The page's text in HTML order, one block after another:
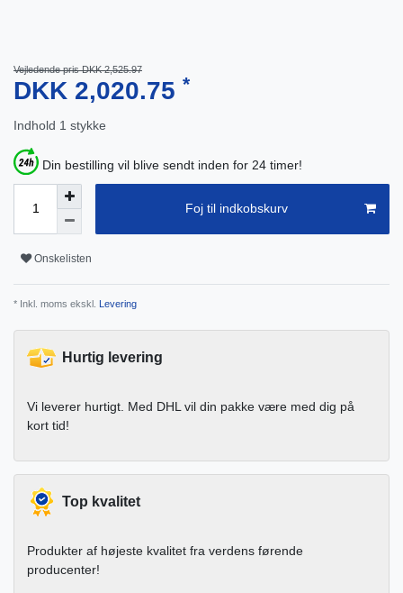
Vejledende pris DKK 2,525.97
DKK 2,020.75 *
Indhold 1 stykke
Din bestilling vil blive sendt inden for 24 timer!
Foj til indkobskurv
Onskelisten
* Inkl. moms ekskl. Levering
Hurtig levering
Vi leverer hurtigt. Med DHL vil din pakke være med dig på
kort tid!
Top kvalitet
Produkter af højeste kvalitet fra verdens førende
producenter!